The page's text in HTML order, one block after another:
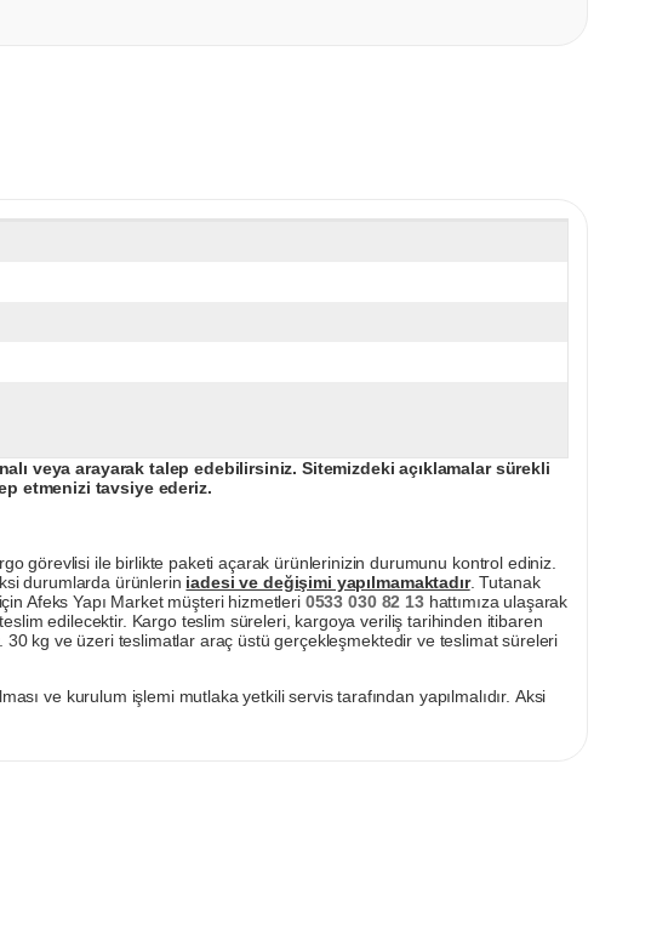
veya arayarak talep edebilirsiniz. Sitemizdeki açıklamalar sürekli
etmenizi tavsiye ederiz.
görevlisi ile birlikte paketi açarak ürünlerinizin durumunu kontrol ediniz.
durumlarda ürünlerin iadesi ve değişimi yapılmamaktadır. Tutanak
Afeks Yapı Market müşteri hizmetleri 0533 030 82 13hattımıza ulaşarak
edilecektir. Kargo teslim süreleri, kargoya veriliş tarihinden itibaren
30 kg ve üzeri teslimatlar araç üstü gerçekleşmektedir ve teslimat süreleri
ve kurulum işlemi mutlaka yetkili servis tarafından yapılmalıdır. Aksi